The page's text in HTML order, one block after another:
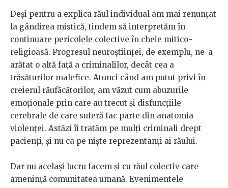
Deși pentru a explica răul individual am mai renunțat
la gândirea mistică, tindem să interpretăm în
continuare pericolele colective în cheie mitico-
religioasă. Progresul neuroștiinței, de exemplu, ne-a
arătat o altă față a criminalilor, decât cea a
trăsăturilor malefice. Atunci când am putut privi în
creierul răufăcătorilor, am văzut cum abuzurile
emoționale prin care au trecut și disfuncțiile
cerebrale de care suferă fac parte din anatomia
violenței. Astăzi îi tratăm pe mulți criminali drept
pacienți, și nu ca pe niște reprezentanți ai răului.
Dar nu același lucru facem și cu răul colectiv care
amenință comunitatea umană. Evenimentele